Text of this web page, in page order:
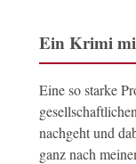
Ein Krimi
Eine so starke
nachgeht und
ganz nach